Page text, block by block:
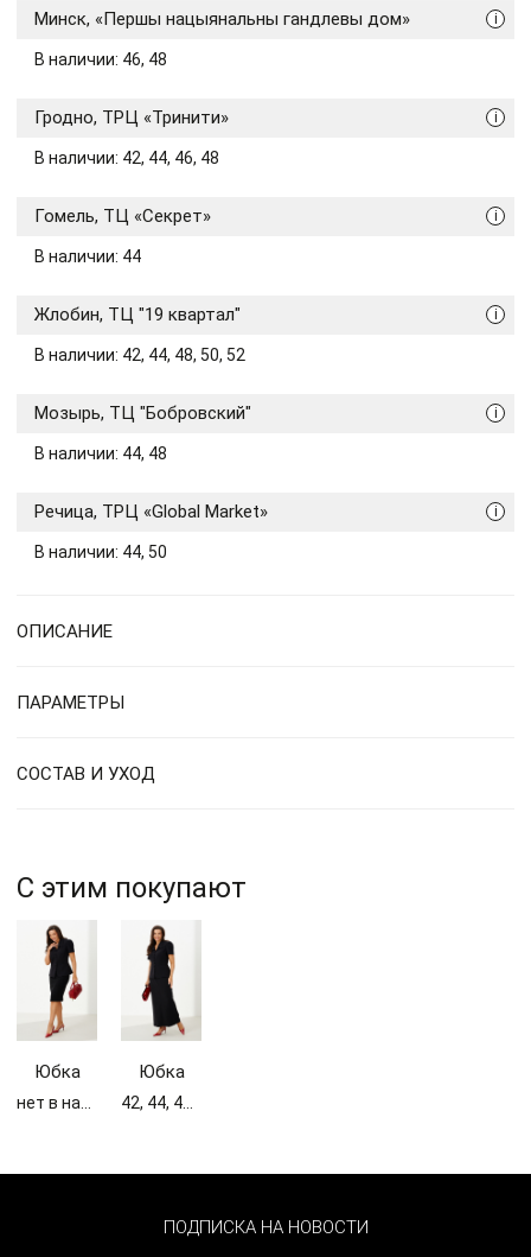
i
Минск, «Першы нацыянальны гандлевы дом»
В наличии: 46, 48
i
Гродно, ТРЦ «Тринити»
В наличии: 42, 44, 46, 48
i
Гомель, ТЦ «Секрет»
В наличии: 44
i
Жлобин, ТЦ "19 квартал"
В наличии: 42, 44, 48, 50, 52
i
Мозырь, ТЦ "Бобровский"
В наличии: 44, 48
i
Речица, ТРЦ «Global Market»
В наличии: 44, 50
ОПИСАНИЕ
ПАРАМЕТРЫ
СОСТАВ И УХОД
С этим покупают
Юбка
женская
Юбка
женская
ПОДПИСКА НА НОВОСТИ